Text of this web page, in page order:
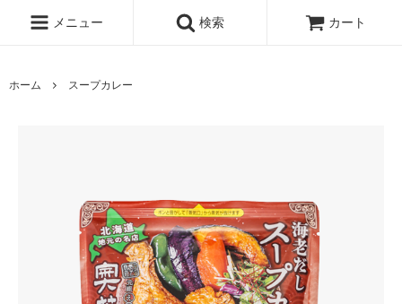
メニュー 検索 カート
ホーム スープカレー